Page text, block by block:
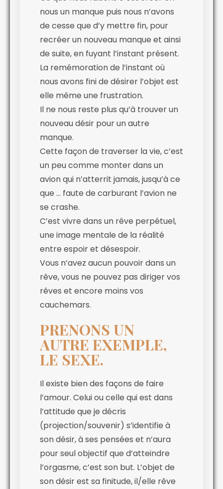
nous un manque puis nous n’avons
de cesse que d’y mettre fin, pour
recréer un nouveau manque et ainsi
de suite, en fuyant l’instant présent.
La remémoration de l’instant où
nous avons fini de désirer l’objet est
elle même une frustration.
Il ne nous reste plus qu’à trouver un
nouveau désir pour un autre
manque.
Cette façon de traverser la vie, c’est
un peu comme monter dans un
avion qui n’atterrit jamais, jusqu’à ce
que … faute de carburant l’avion ne
se crashe.
C’est vivre dans un rêve perpétuel,
une image mentale de la réalité
entre espoir et désespoir.
Vous n’avez aucun pouvoir dans un
rêve, vous ne pouvez pas diriger vos
rêves et encore moins vos
cauchemars.
PRENONS UN
AUTRE EXEMPLE,
LE SEXE.
Il existe bien des façons de faire
l’amour. Celui ou celle qui est dans
l’attitude que je décris
(projection/souvenir) s’identifie à
son désir, à ses pensées et n’aura
pour seul objectif que d’atteindre
l’orgasme, c’est son but. L’objet de
son désir est sa finitude, il/elle rêve